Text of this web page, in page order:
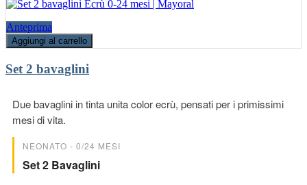
Anteprima
Aggiungi al carrello
Set 2 bavaglini
Due bavaglini in tinta unita color ecrù, pensati per i primissimi
mesi di vita.
NEONATO - 0/24 MESI
Set 2 Bavaglini